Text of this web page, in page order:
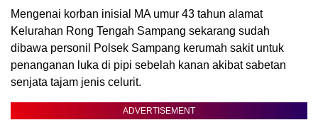
Mengenai korban inisial MA umur 43 tahun alamat
Kelurahan Rong Tengah Sampang sekarang sudah
dibawa personil Polsek Sampang kerumah sakit untuk
penanganan luka di pipi sebelah kanan akibat sabetan
senjata tajam jenis celurit.
ADVERTISEMENT